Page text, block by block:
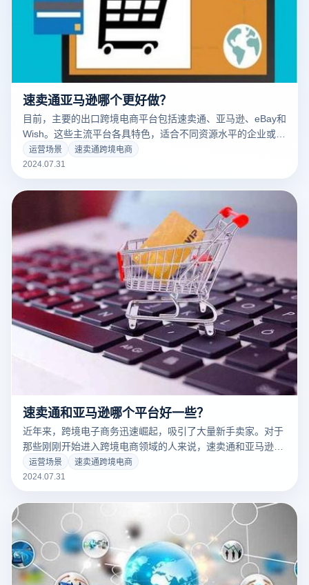
速卖通亚马逊哪个更好做？
目前，主要的出口跨境电商平台包括速卖通、亚马逊、eBay和
Wish。这些主流平台各具特色，适合不同资源水平的企业或初
级卖家。对于资源有限的企业，选择合适的平台至关重要。速
卖通和亚马逊目前是增长最快、流量最大的两个平台，也是许
多卖家的主要选择。下面详细介绍这两个平台的区别，帮助你
做出合适的选择，以便顺利开展海外跨境电商业务。
运营场景
速卖通跨境电商
2024.07.31
速卖通和亚马逊哪个平台好一些？
近年来，跨境电子商务迅速崛起，吸引了大量新手卖家。对于
那些刚刚开始进入跨境电商领域的人来说，速卖通和亚马逊无
疑是最受关注的平台选择。那么，是选择速卖通还是亚马逊
呢？本文将从多个方面进行分析，帮助你做出明智的决定。
运营场景
速卖通跨境电商
2024.07.31